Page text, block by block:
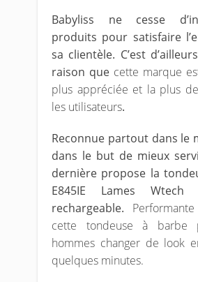
Babyliss ne cesse
produits pour satisfaire
sa clientèle. C’est
raison que cette marque
plus appréciée et la plus
les utilisateurs.
Reconnue partout dans le
dans le but de mieux
dernière propose la
E845IE Lames Wtech
rechargeable.
cette tondeuse à barbe
hommes changer de look
quelques minutes.